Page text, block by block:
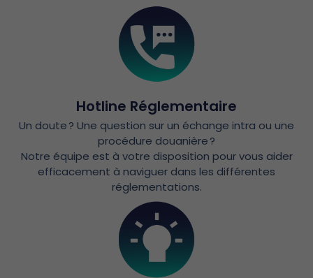
Hotline Réglementaire
Un doute ? Une question sur un échange intra ou une
procédure douanière ?
Notre équipe est à votre disposition pour vous aider
efficacement à naviguer dans les différentes
réglementations.